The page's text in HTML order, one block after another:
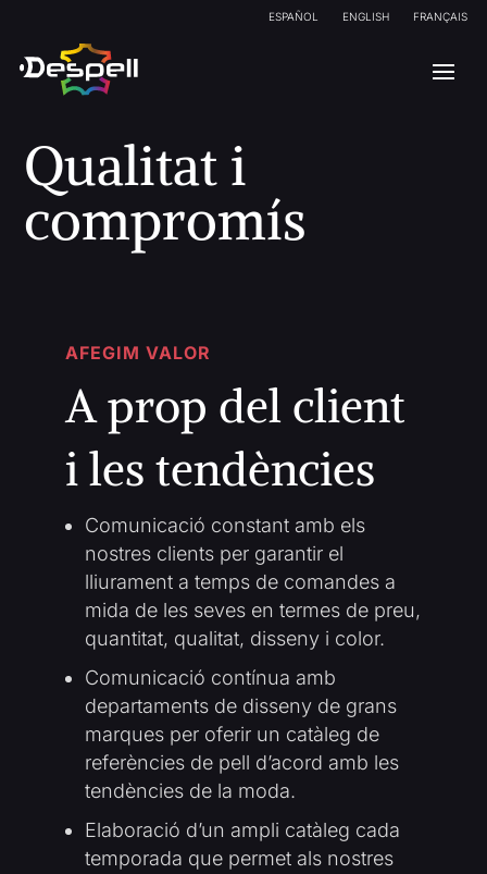
ESPAÑOL ENGLISH FRANÇAIS
Qualitat i
compromís
AFEGIM VALOR
A prop del client
i les tendències
Comunicació constant amb els
nostres clients per garantir el
lliurament a temps de comandes a
mida de les seves en termes de preu,
quantitat, qualitat, disseny i color.
Comunicació contínua amb
departaments de disseny de grans
marques per oferir un catàleg de
referències de pell d’acord amb les
tendències de la moda.
Elaboració d’un ampli catàleg cada
temporada que permet als nostres